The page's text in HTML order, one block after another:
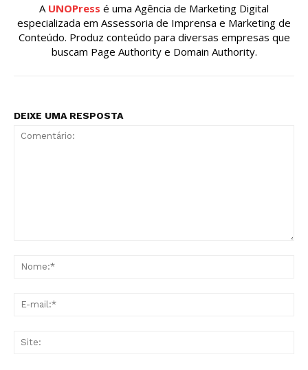
A UNOPress é uma Agência de Marketing Digital
especializada em Assessoria de Imprensa e Marketing de
Conteúdo. Produz conteúdo para diversas empresas que
buscam Page Authority e Domain Authority.
DEIXE UMA RESPOSTA